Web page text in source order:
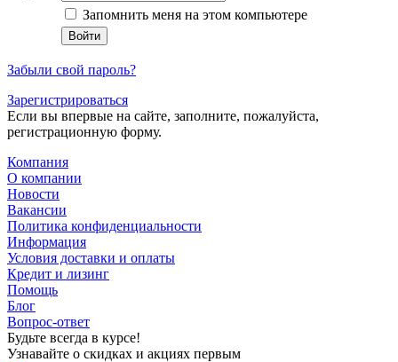
Запомнить меня на этом компьютере
Забыли свой пароль?
Зарегистрироваться
Если вы впервые на сайте, заполните, пожалуйста,
регистрационную форму.
Компания
О компании
Новости
Вакансии
Политика конфиденциальности
Информация
Условия доставки и оплаты
Кредит и лизинг
Помощь
Блог
Вопрос-ответ
Будьте всегда в курсе!
Узнавайте о скидках и акциях первым